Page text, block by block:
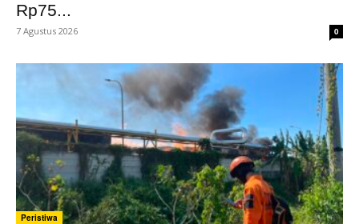
Rp75...
7 Agustus 2026 0
Peristiwa